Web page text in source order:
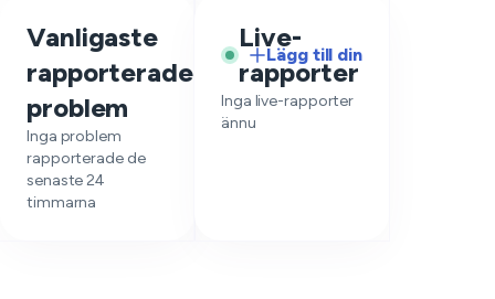
Vanligaste
rapporterade
problem
—
Inga problem
rapporterade de
senaste 24
timmarna
Live-
rapporter
Lägg till din
Inga live-rapporter
ännu